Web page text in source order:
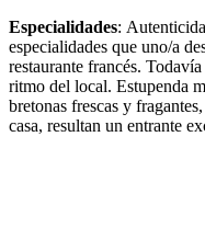
Especialidades:
especialidades que uno/a
restaurante francés.
ritmo del local. Estupenda
bretonas frescas y
casa, resultan un entrante